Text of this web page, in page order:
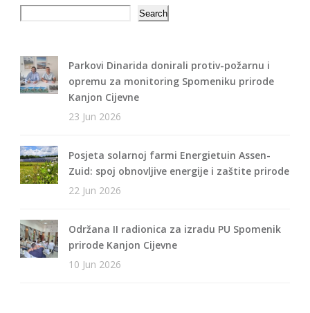
Search
Parkovi Dinarida donirali protiv-požarnu i
opremu za monitoring Spomeniku prirode
Kanjon Cijevne
23 Jun 2026
Posjeta solarnoj farmi Energietuin Assen-
Zuid: spoj obnovljive energije i zaštite prirode
22 Jun 2026
Održana II radionica za izradu PU Spomenik
prirode Kanjon Cijevne
10 Jun 2026